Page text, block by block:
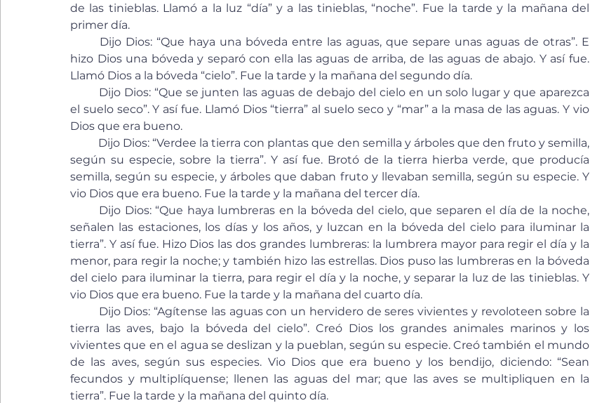
de las tinieblas. Llamó a la luz “día” y a las tinieblas, “noche”. Fue la tarde y la mañana del
primer día.
hizo Dios una bóveda y separó con ella las aguas de arriba, de las aguas de abajo. Y así fue.
Llamó Dios a la bóveda “cielo”. Fue la tarde y la mañana del segundo día.
el suelo seco”. Y así fue. Llamó Dios “tierra” al suelo seco y “mar” a la masa de las aguas. Y vio
Dios que era bueno.
según su especie, sobre la tierra”. Y así fue. Brotó de la tierra hierba verde, que producía
semilla, según su especie, y árboles que daban fruto y llevaban semilla, según su especie. Y
vio Dios que era bueno. Fue la tarde y la mañana del tercer día.
señalen las estaciones, los días y los años, y luzcan en la bóveda del cielo para iluminar la
tierra”. Y así fue. Hizo Dios las dos grandes lumbreras: la lumbrera mayor para regir el día y la
menor, para regir la noche; y también hizo las estrellas. Dios puso las lumbreras en la bóveda
del cielo para iluminar la tierra, para regir el día y la noche, y separar la luz de las tinieblas. Y
vio Dios que era bueno. Fue la tarde y la mañana del cuarto día.
tierra las aves, bajo la bóveda del cielo”. Creó Dios los grandes animales marinos y los
vivientes que en el agua se deslizan y la pueblan, según su especie. Creó también el mundo
de las aves, según sus especies. Vio Dios que era bueno y los bendijo, diciendo: “Sean
fecundos y multiplíquense; llenen las aguas del mar; que las aves se multipliquen en la
tierra”. Fue la tarde y la mañana del quinto día.